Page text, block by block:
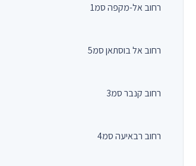
רחוב אל-מקפה סמ1
רחוב אל בוסתאן סמ5
רחוב קנבר סמ3
רחוב רבאיעה סמ4